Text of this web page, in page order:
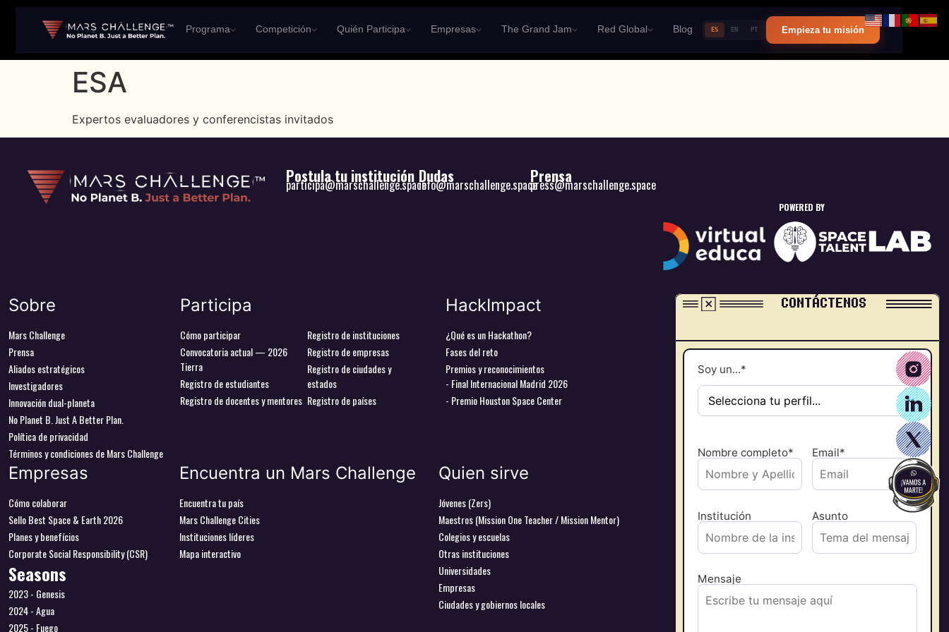
Programa Competición Quién Participa Empresas The Grand Jam Red Global Blog ES EN PT Empieza tu misión
ESA
Expertos evaluadores y conferencistas invitados
Postula tu institución
participa@marschallenge.spaceDudas
info@marschallenge.spacePrensa
press@marschallenge.space
POWERED BY
Sobre
Mars Challenge
Prensa
Aliados estratégicos
Investigadores
Innovación dual-planeta
No Planet B. Just A Better Plan.
Política de privacidad
Términos y condiciones de Mars Challenge
Participa
Cómo participar
Convocatoria actual — 2026
Tierra
Registro de estudiantes
Registro de docentes y mentores
Registro de instituciones
Registro de empresas
Registro de ciudades y
estados
Registro de países
HackImpact
¿Qué es un Hackathon?
Fases del reto
Premios y reconocimientos
- Final Internacional Madrid 2026
- Premio Houston Space Center
Empresas
Cómo colaborar
Sello Best Space & Earth 2026
Planes y benefícios
Corporate Social Responsibility (CSR)
Seasons
2023 - Genesis
2024 - Agua
2025 - Fuego
Encuentra un Mars Challenge
Encuentra tu país
Mars Challenge Cities
Instituciones líderes
Mapa interactivo
Quien sirve
Jóvenes (Zers)
Maestros (Mission One Teacher / Mission Mentor)
Colegios y escuelas
Otras instituciones
Universidades
Empresas
Ciudades y gobiernos locales
CONTÁCTENOS
Soy un...*
Nombre completo* Email*
Institución Asunto
Mensaje